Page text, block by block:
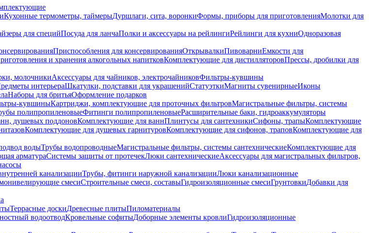
Кухонные термометры, таймерыДуршлаги, сита, воронкиФормы, приборы для приготовленияМолотки для
для специйПосуда для ланчаПолки и аксессуары на рейлингиРейлинги для кухниОдноразовая
Приспособления для консервированияОткрывалкиПивоварниЕмкости для
и хранения алкогольных напитковКомплектующие для дистилляторовПрессы, дробилки для
молочникиАксессуары для чайников, электрочайниковФильтры-кувшины
интерьераШкатулки, подставки для украшенийСтатуэткиМагниты сувенирныеИконы
Наборы для бритьяОформление подарков
кувшиныКартриджи, комплектующие для проточных фильтровМагистральные фильтры, системы
полипропиленовыеФитинги полипропиленовыеРасширительные баки, гидроаккумуляторы
душевых поддоновКомплектующие для ваннПлинтусы для сантехникиСифоны, трапыКомплектующие
Комплектующие для душевых гарнитуровКомплектующие для сифонов, траповКомплектующие для
водыТрубы водопроводныеМагистральные фильтры, системы сантехническиеКомплектующие для
арматураСистемы защиты от протечекЛюки сантехническиеАксессуары для магистральных фильтров,
канализацииТрубы, фитинги наружной канализацииЛюки канализационные
смесиСтроительные смеси, составыГидроизоляционные смесиГрунтовкиДобавки для
Террасные доскиДревесные плитыПиломатериалы
водоотводКровельные софитыДоборные элементы кровлиГидроизоляционные